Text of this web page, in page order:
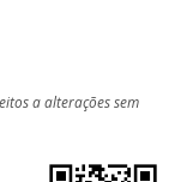
a alterações sem